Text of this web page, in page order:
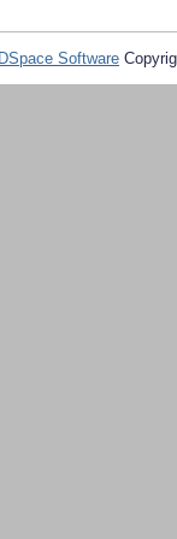
DSpace Software